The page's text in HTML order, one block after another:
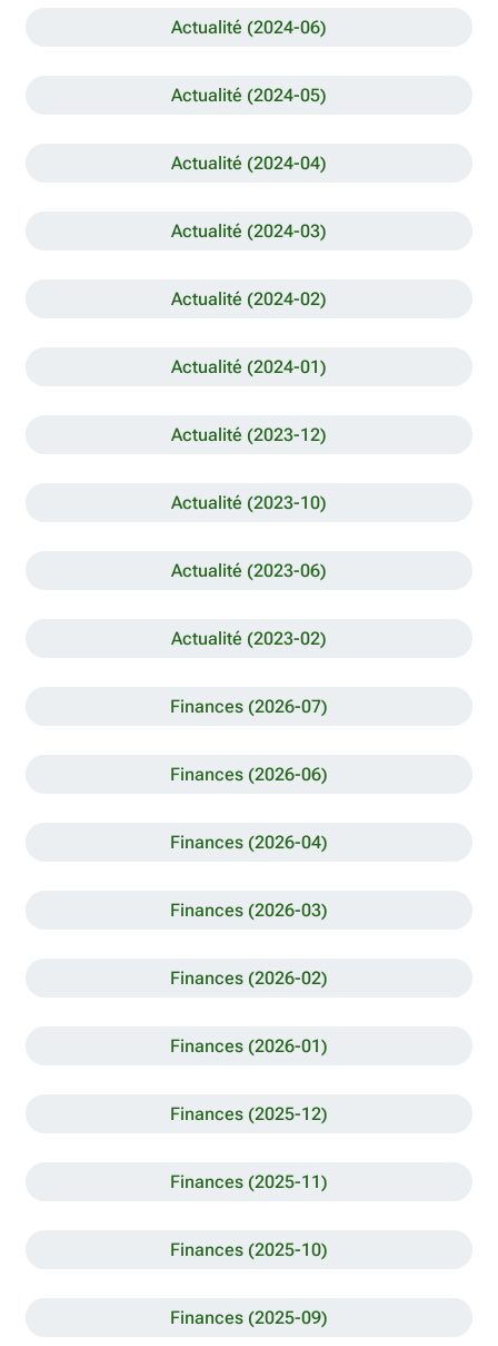
Actualité (2024-06)
Actualité (2024-05)
Actualité (2024-04)
Actualité (2024-03)
Actualité (2024-02)
Actualité (2024-01)
Actualité (2023-12)
Actualité (2023-10)
Actualité (2023-06)
Actualité (2023-02)
Finances (2026-07)
Finances (2026-06)
Finances (2026-04)
Finances (2026-03)
Finances (2026-02)
Finances (2026-01)
Finances (2025-12)
Finances (2025-11)
Finances (2025-10)
Finances (2025-09)